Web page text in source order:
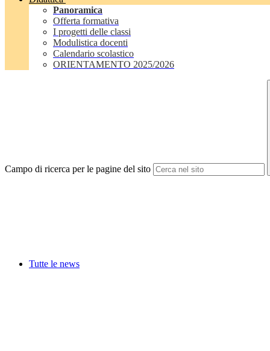
Panoramica
Offerta formativa
I progetti delle classi
Modulistica docenti
Calendario scolastico
ORIENTAMENTO 2025/2026
Campo di ricerca per le pagine del sito
Tutte le news